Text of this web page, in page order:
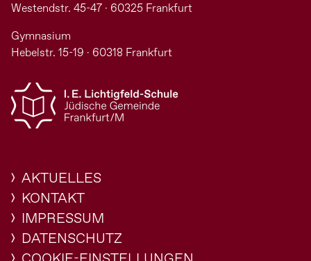
Westendstr. 45-47 · 60325 Frankfurt
Gymnasium
Hebelstr. 15-19 · 60318 Frankfurt
AKTUELLES
KONTAKT
IMPRESSUM
DATENSCHUTZ